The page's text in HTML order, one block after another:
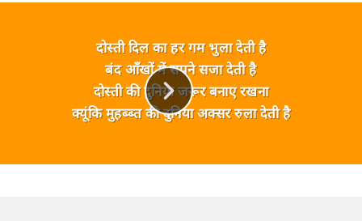
दोस्ती दिल का हर गम भुला देती है
बंद आँखों में सपने सजा देती है
दोस्ती की दुनिया जरूर बनाए रखना
क्यूंकि मुहब्ब्त की दुनिया अक्सर रुला देती है